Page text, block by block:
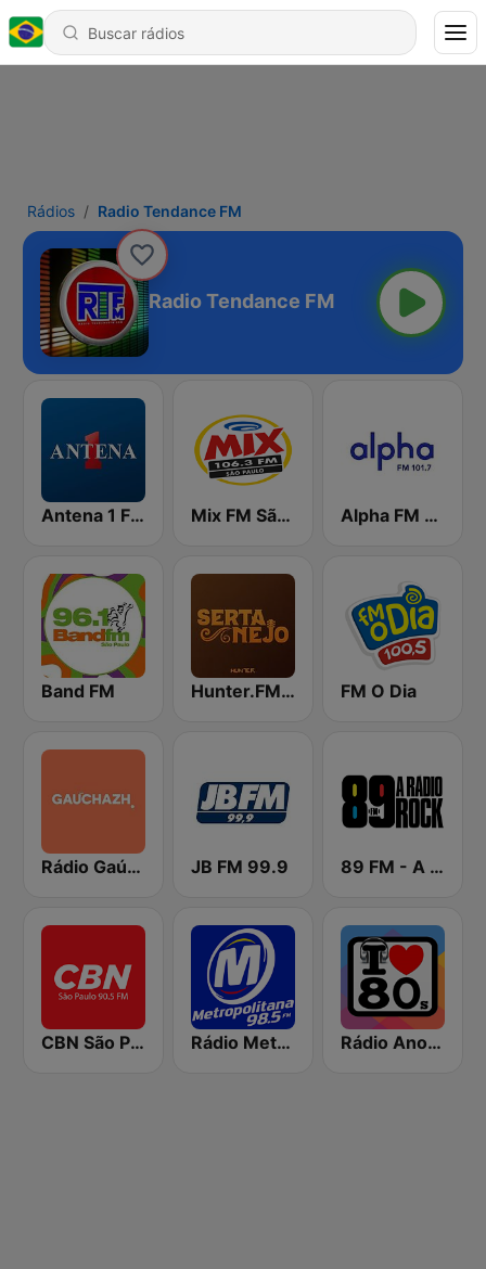
Rádios Radio Tendance FM
Radio Tendance FM
Antena 1 FM Mix FM São Paulo Alpha FM 101.7
Band FM Hunter.FM - Sertanejo FM O Dia
Rádio Gaúcha ZH JB FM 99.9 89 FM - A Rádio Rock
CBN São Paulo Rádio Metropolitana 98.5 FM Rádio Anos 80